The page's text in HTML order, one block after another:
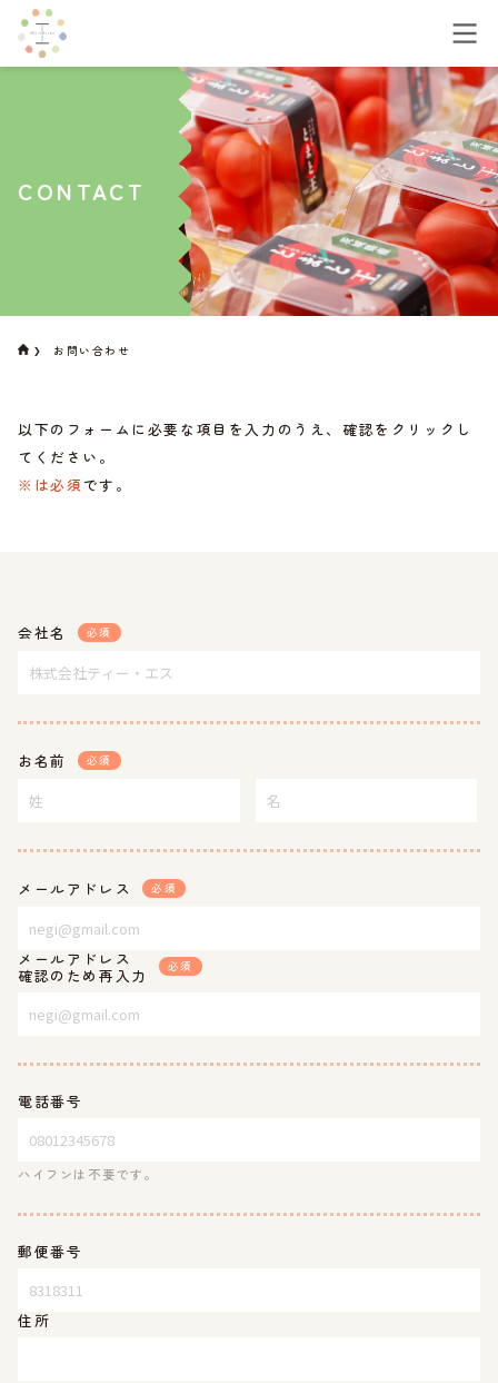
CONTACT
お問い合わせ
以下のフォームに必要な項目を入力のうえ、確認をクリックし
てください。
※は必須です。
会社名 必須
お名前 必須
メールアドレス 必須
メールアドレス
確認のため再入力 必須
電話番号
ハイフンは不要です。
郵便番号
住所